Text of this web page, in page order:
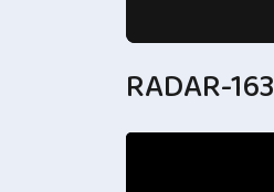
RADAR-